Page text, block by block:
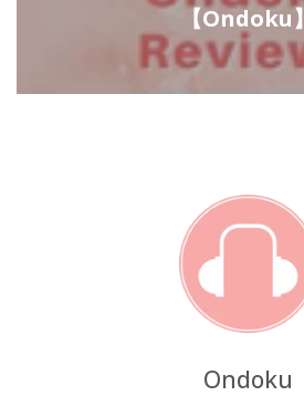
【Ondoku
Ondoku